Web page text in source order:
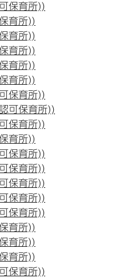
保育所))
育所))
育所))
育所))
育所))
育所))
保育所))
可保育所))
保育所))
育所))
保育所))
保育所))
保育所))
保育所))
保育所))
育所))
育所))
育所))
保育所))